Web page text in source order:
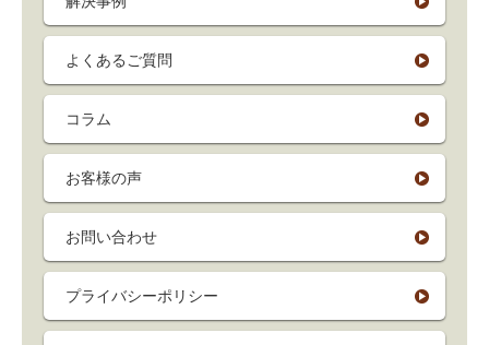
よくあるご質問
コラム
お客様の声
お問い合わせ
プライバシーポリシー